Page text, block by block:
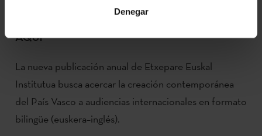
Denegar
AQUÍ
La nueva publicación anual de Etxepare Euskal
Institutua busca acercar la creación contemporánea
del País Vasco a audiencias internacionales en formato
bilingüe (euskera–inglés).